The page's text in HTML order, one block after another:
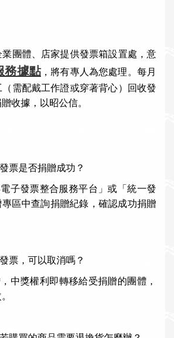
團體、
店家提供發票箱設置處，意
務據點，將有專人為您處理。每月
（需配戴工作證或穿著背心）
回收發
收據 ，以昭公信。
票是否捐贈成功？
子發票整合服務平台」或「統一發
區中查詢捐贈紀錄，確認成功捐贈
票，可以取消嗎？
中獎權利即轉移給受捐贈的團體，